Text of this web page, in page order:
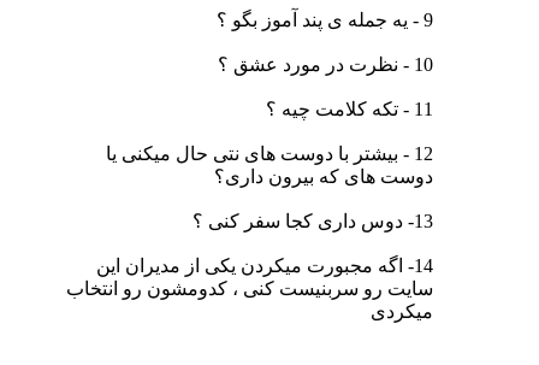
9 - یه جمله ی پند آموز بگو ؟
10 - نظرت در مورد عشق ؟
11 - تکه کلامت چیه ؟
12 - بیشتر با دوست های نتی حال میکنی یا
دوست های که بیرون داری؟
13- دوس داری کجا سفر کنی ؟
14- اگه مجبورت میکردن یکی از مدیران این
سایت رو سربنیست کنی ، کدومشون رو انتخاب
میکردی